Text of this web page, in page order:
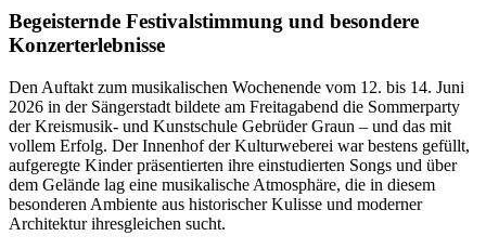
Begeisternde Festivalstimmung und besondere
Konzerterlebnisse
Den Auftakt zum musikalischen Wochenende vom 12. bis 14. Juni
2026 in der Sängerstadt bildete am Freitagabend die Sommerparty
der Kreismusik- und Kunstschule Gebrüder Graun – und das mit
vollem Erfolg. Der Innenhof der Kulturweberei war bestens gefüllt,
aufgeregte Kinder präsentierten ihre einstudierten Songs und über
dem Gelände lag eine musikalische Atmosphäre, die in diesem
besonderen Ambiente aus historischer Kulisse und moderner
Architektur ihresgleichen sucht.